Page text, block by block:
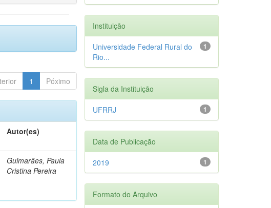
1 Póximo
Autor(es)
Guimarães, Paula
Cristina Pereira
Instituição
1
Universidade Federal Rural do
Rio...
Sigla da Instituição
1
UFRRJ
Data de Publicação
1
2019
Formato do Arquivo